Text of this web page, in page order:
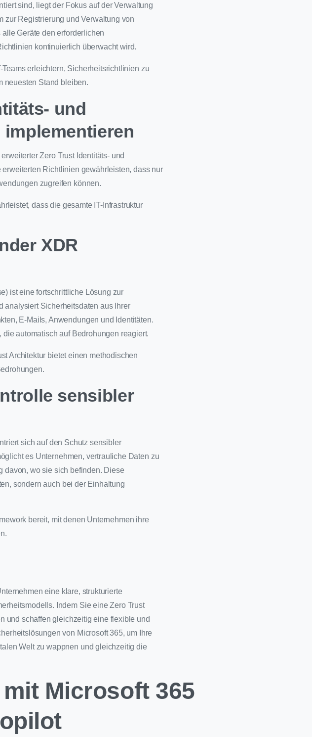
sind, liegt der Fokus auf der Verwaltung
zur Registrierung und Verwaltung von
Geräte den erforderlichen
kontinuierlich überwacht wird.
erleichtern, Sicherheitsrichtlinien zu
neuesten Stand bleiben.
und
Zero Trust Identitäts- und
Richtlinien gewährleisten, dass nur
zugreifen können.
dass die gesamte IT-Infrastruktur
XDR
ist eine fortschrittliche Lösung zur
analysiert Sicherheitsdaten aus Ihrer
E-Mails, Anwendungen und Identitäten.
automatisch auf Bedrohungen reagiert.
Architektur bietet einen methodischen
sensibler
sich auf den Schutz sensibler
es Unternehmen, vertrauliche Daten zu
davon, wo sie sich befinden. Diese
sondern auch bei der Einhaltung
bereit, mit denen Unternehmen ihre
eine klare, strukturierte
Indem Sie eine Zero Trust
und schaffen gleichzeitig eine flexible und
von Microsoft 365, um Ihre
Welt zu wappnen und gleichzeitig die
Microsoft 365